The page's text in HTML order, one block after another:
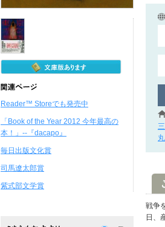
戦争
日、
Reader™ Storeでも発売中
「Book of the Year 2012 今年最高の
本！」--『dacapo』
毎日出版文化賞
司馬遼太郎賞
紫式部文学賞